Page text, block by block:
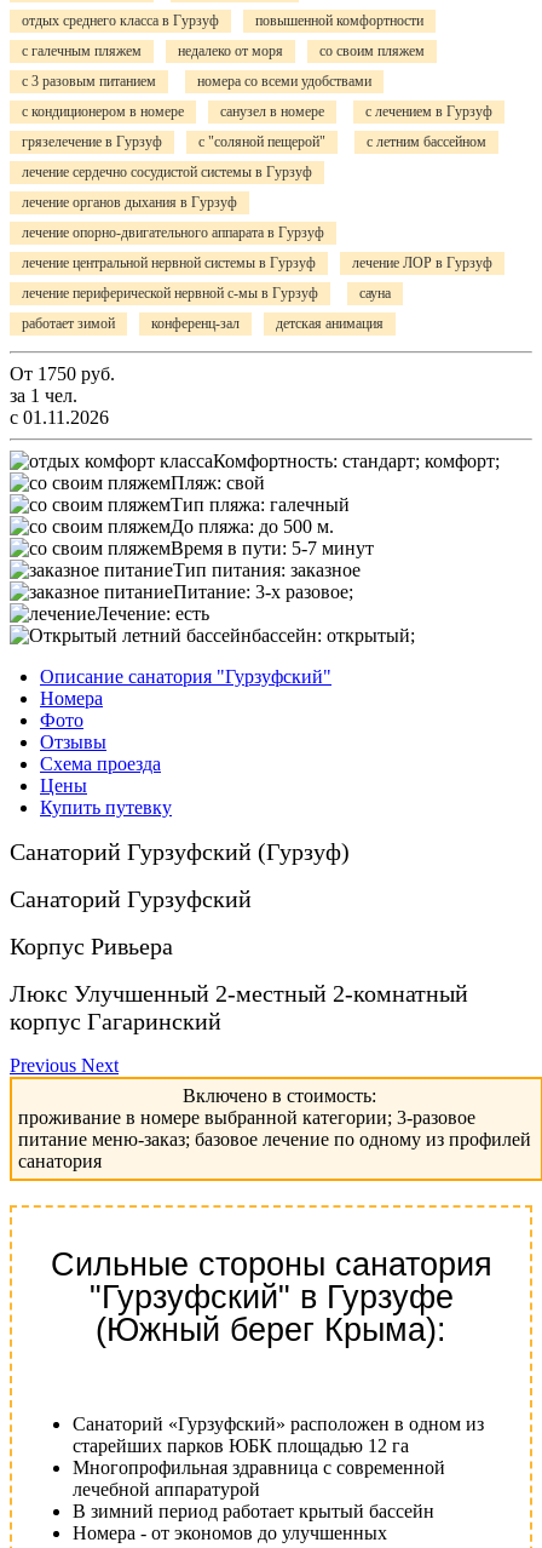
отдых среднего класса в Гурзуф
повышенной комфортности
с галечным пляжем
недалеко от моря
со своим пляжем
с 3 разовым питанием
номера со всеми удобствами
с кондиционером в номере
санузел в номере
с лечением в Гурзуф
грязелечение в Гурзуф
с "соляной пещерой"
с летним бассейном
лечение сердечно сосудистой системы в Гурзуф
лечение органов дыхания в Гурзуф
лечение опорно-двигательного аппарата в Гурзуф
лечение центральной нервной системы в Гурзуф
лечение ЛОР в Гурзуф
лечение периферической нервной с-мы в Гурзуф
сауна
работает зимой
конференц-зал детская анимация
От 1750 руб.
за 1 чел.
с 01.11.2026
Комфортность: стандарт; комфорт;
Пляж: свой
Тип пляжа: галечный
До пляжа: до 500 м.
Время в пути: 5-7 минут
Тип питания: заказное
Питание: 3-х разовое;
Лечение: есть
бассейн: открытый;
Описание санатория "Гурзуфский"
Номера
Фото
Отзывы
Схема проезда
Цены
Купить путевку
Санаторий Гурзуфский (Гурзуф)
Санаторий Гурзуфский
Корпус Ривьера
Люкс Улучшенный 2-местный 2-комнатный
корпус Гагаринский
Previous Next
Включено в стоимость:
проживание в номере выбранной категории; 3-разовое
питание меню-заказ; базовое лечение по одному из профилей
санатория
Сильные стороны санатория
"Гурзуфский" в Гурзуфе
(Южный берег Крыма):
Санаторий «Гурзуфский» расположен в одном из
старейших парков ЮБК площадью 12 га
Многопрофильная здравница с современной
лечебной аппаратурой
В зимний период работает крытый бассейн
Номера - от экономов до улучшенных